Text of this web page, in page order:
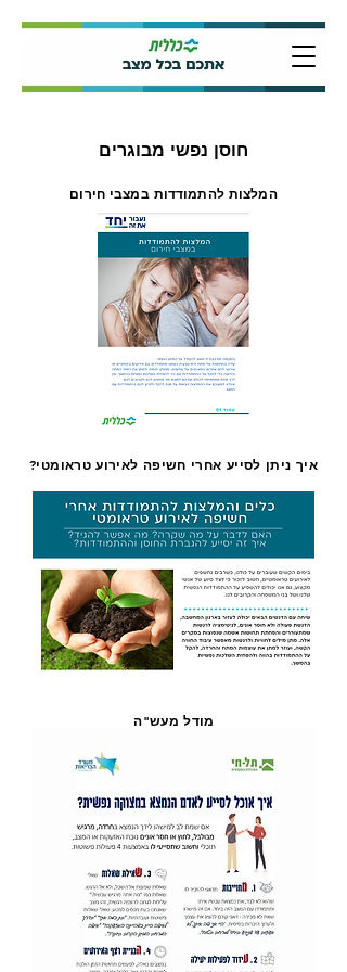
חוסן נפשי מבוגרים
המלצות להתמודדות במצבי חירום
איך ניתן לסייע אחרי חשיפה לאירוע טראומטי?
מודל מעש"ה